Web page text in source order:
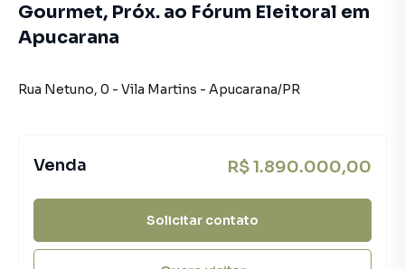
Gourmet, Próx. ao Fórum Eleitoral em
Apucarana
Rua Netuno, 0 - Vila Martins - Apucarana/PR
Venda R$ 1.890.000,00
Solicitar contato